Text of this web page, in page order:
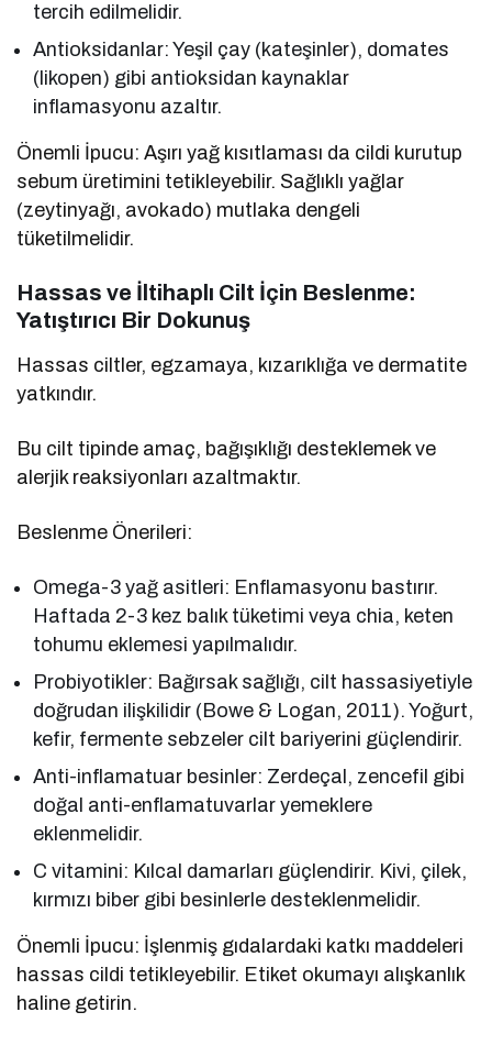
tercih edilmelidir.
Antioksidanlar: Yeşil çay (kateşinler), domates
(likopen) gibi antioksidan kaynaklar
inflamasyonu azaltır.
Önemli İpucu: Aşırı yağ kısıtlaması da cildi kurutup
sebum üretimini tetikleyebilir. Sağlıklı yağlar
(zeytinyağı, avokado) mutlaka dengeli
tüketilmelidir.
Hassas ve İltihaplı Cilt İçin Beslenme:
Yatıştırıcı Bir Dokunuş
Hassas ciltler, egzamaya, kızarıklığa ve dermatite
yatkındır.
Bu cilt tipinde amaç, bağışıklığı desteklemek ve
alerjik reaksiyonları azaltmaktır.
Beslenme Önerileri:
Omega-3 yağ asitleri: Enflamasyonu bastırır.
Haftada 2-3 kez balık tüketimi veya chia, keten
tohumu eklemesi yapılmalıdır.
Probiyotikler: Bağırsak sağlığı, cilt hassasiyetiyle
doğrudan ilişkilidir (Bowe & Logan, 2011). Yoğurt,
kefir, fermente sebzeler cilt bariyerini güçlendirir.
Anti-inflamatuar besinler: Zerdeçal, zencefil gibi
doğal anti-enflamatuvarlar yemeklere
eklenmelidir.
C vitamini: Kılcal damarları güçlendirir. Kivi, çilek,
kırmızı biber gibi besinlerle desteklenmelidir.
Önemli İpucu: İşlenmiş gıdalardaki katkı maddeleri
hassas cildi tetikleyebilir. Etiket okumayı alışkanlık
haline getirin.